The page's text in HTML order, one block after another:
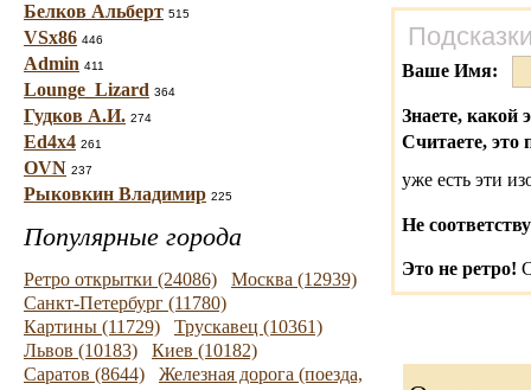
Белков Альберт 515
VSx86 446
Admin 411
Lounge_Lizard 364
Гудков А.И. 274
Ed4x4 261
OVN 237
Рыковкин Владимир 225
Популярные города
Ретро открытки (24086)
Москва (12939)
Санкт-Петербург (11780)
Картины (11729)
Трускавец (10361)
Львов (10183)
Киев (10182)
Саратов (8644)
Железная дорога (поезда,
Ваше Имя:
Знаете, какой
Считаете, это
уже есть эти
Не
Это не ретро!